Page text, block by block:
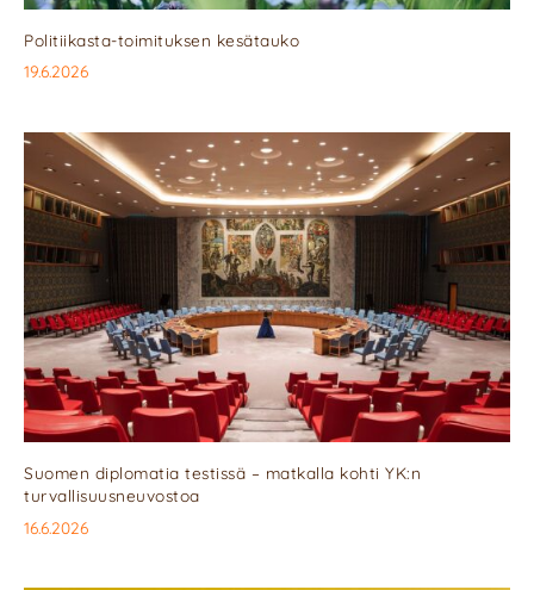
Politiikasta-toimituksen kesätauko
19.6.2026
Suomen diplomatia testissä – matkalla kohti YK:n
turvallisuusneuvostoa
16.6.2026